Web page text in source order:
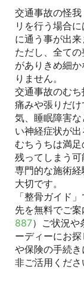
交通事故の怪
リを行う場合
に通う事が出来
ただし、全て
がありきめ細
りません。
交通事故のむ
痛みや張りだ
気、睡眠障害
い神経症状が出
むちうちは満
残ってしまう
専門的な施術
大切です。
「整骨ガイド
先を無料でご案
887）ご状況や
ーディーにお
や保険の手続
非ご活用くださ